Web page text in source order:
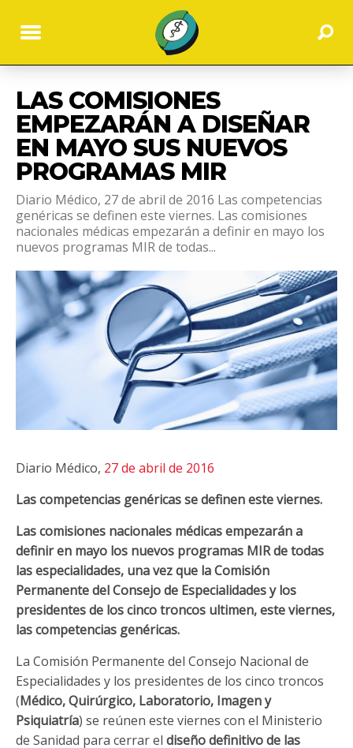
LAS COMISIONES
EMPEZARÁN A DISEÑAR
EN MAYO SUS NUEVOS
PROGRAMAS MIR
Diario Médico, 27 de abril de 2016 Las competencias
genéricas se definen este viernes. Las comisiones
nacionales médicas empezarán a definir en mayo los
nuevos programas MIR de todas...
Diario Médico, 27 de abril de 2016
Las competencias genéricas se definen este viernes.
Las comisiones nacionales médicas empezarán a
definir en mayo los nuevos programas MIR de todas
las especialidades, una vez que la Comisión
Permanente del Consejo de Especialidades y los
presidentes de los cinco troncos ultimen, este viernes,
las competencias genéricas.
La Comisión Permanente del Consejo Nacional de
Especialidades y los presidentes de los cinco troncos
(Médico, Quirúrgico, Laboratorio, Imagen y
Psiquiatría) se reúnen este viernes con el Ministerio
de Sanidad para cerrar el diseño definitivo de las